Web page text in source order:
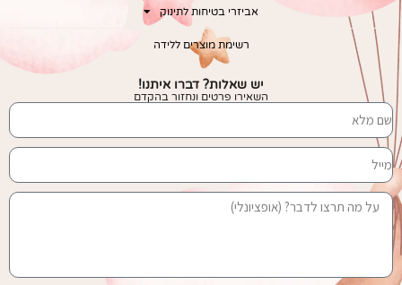
יש שאלות? דברו איתנו!
השאירו פרטים ונחזור בהקדם
אביזרי בטיחות לתינוק
רשימת מוצרים ללידה